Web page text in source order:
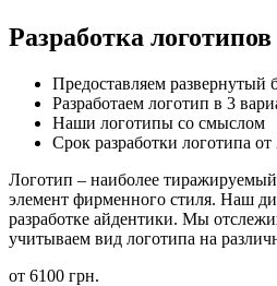
Разработка логотипов
Предоставляем развернутый
Разработаем логотип в 3
Наши логотипы со смыслом
Срок разработки логотипа от
Логотип – наиболее
элемент фирменного стиля. Наш
разработке айдентики. Мы
учитываем вид логотипа на
от 6100 грн.